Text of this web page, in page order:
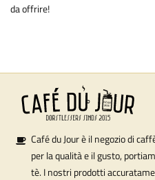
da offrire!
Café du Jour è il negozio di
per la qualità e il gusto,
tè. I nostri prodotti